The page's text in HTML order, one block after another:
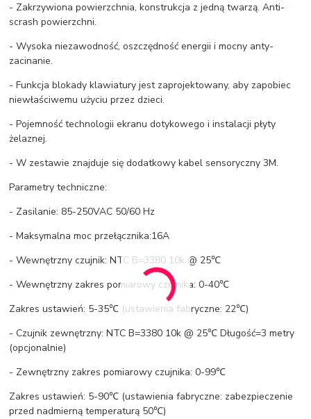
- Zakrzywiona powierzchnia, konstrukcja z jedną twarzą. Anti-
scrash powierzchni.
- Wysoka niezawodność, oszczędność energii i mocny anty-
zacinanie.
- Funkcja blokady klawiatury jest zaprojektowany, aby zapobiec
niewłaściwemu użyciu przez dzieci.
- Pojemność technologii ekranu dotykowego i instalacji płyty
żelaznej.
- W zestawie znajduje się dodatkowy kabel sensoryczny 3M.
Parametry techniczne:
- Zasilanie: 85-250VAC 50/60 Hz
- Maksymalna moc przełącznika:16A
- Wewnętrzny czujnik: NTC B=3380 10k @ 25℃
- Wewnętrzny zakres pomiarowy czujnika: 0-40℃
Zakres ustawień: 5-35℃ (ustawienia fabryczne: 22℃)
- Czujnik zewnętrzny: NTC B=3380 10k @ 25℃ Długość=3 metry
(opcjonalnie)
- Zewnętrzny zakres pomiarowy czujnika: 0-99℃
Zakres ustawień: 5-90℃ (ustawienia fabryczne: zabezpieczenie
przed nadmierną temperaturą 50℃)